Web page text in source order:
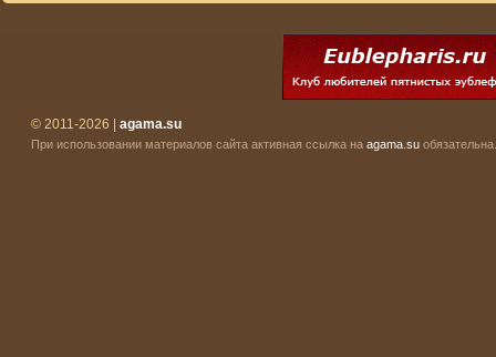
© 2011-2026 | agama.su
При использовании материалов сайта активная ссылка на agama.su обязательна.